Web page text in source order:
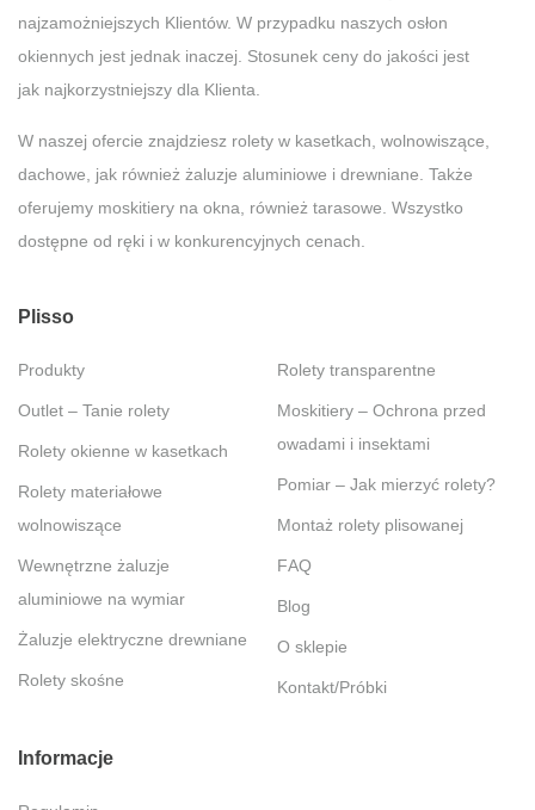
najzamożniejszych Klientów. W przypadku naszych osłon
okiennych jest jednak inaczej. Stosunek ceny do jakości jest
jak najkorzystniejszy dla Klienta.
W naszej ofercie znajdziesz rolety w kasetkach, wolnowiszące,
dachowe, jak również żaluzje aluminiowe i drewniane. Także
oferujemy moskitiery na okna, również tarasowe. Wszystko
dostępne od ręki i w konkurencyjnych cenach.
Plisso
Produkty
Outlet – Tanie rolety
Rolety okienne w kasetkach
Rolety materiałowe
wolnowiszące
Wewnętrzne żaluzje
aluminiowe na wymiar
Żaluzje elektryczne drewniane
Rolety skośne
Rolety transparentne
Moskitiery – Ochrona przed
owadami i insektami
Pomiar – Jak mierzyć rolety?
Montaż rolety plisowanej
FAQ
Blog
O sklepie
Kontakt/Próbki
Informacje